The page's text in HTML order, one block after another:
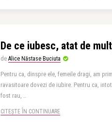
De ce iubesc, atat de
de Alice Năstase Buciuta
Pentru ca, dinspre ele, femeile dragi, am
ravasitoare dovezi de iubire. Pentru ca,
fost rau, ..
CITEȘTE ÎN CONTINUARE